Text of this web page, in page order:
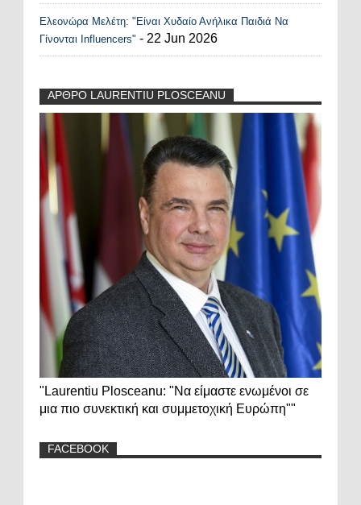
Ελεονώρα Μελέτη: "Είναι Χυδαίο Ανήλικα Παιδιά Να
Γίνονται Influencers" - 22 Jun 2026
ΑΡΘΡΟ LAURENTIU PLOSCEANU
"Laurentiu Plosceanu: "Να είμαστε ενωμένοι σε
μια πιο συνεκτική και συμμετοχική Ευρώπη""
FACEBOOK